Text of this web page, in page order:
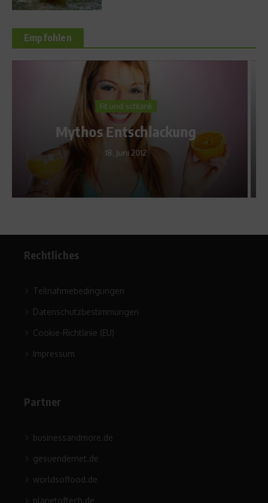
Empfohlen
Weniger Gewicht mehr
Leistung – Abnehmen mit Dr.
Sport
Rechtliches
Teilnahmebedingungen
Datenschutzbestimmungen
Cookie-Richtlinie (EU)
Impressum
Partner
businessandmore.de
gesuendernet.de
worldsoffood.de
planetoftech.de